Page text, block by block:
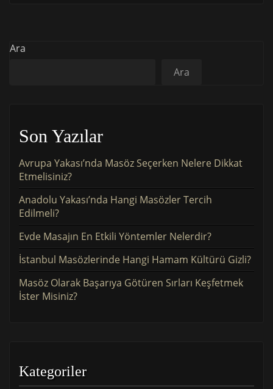
Ara
Ara
Son Yazılar
Avrupa Yakası’nda Masöz Seçerken Nelere Dikkat
Etmelisiniz?
Anadolu Yakası’nda Hangi Masözler Tercih
Edilmeli?
Evde Masajın En Etkili Yöntemler Nelerdir?
İstanbul Masözlerinde Hangi Hamam Kültürü Gizli?
Masöz Olarak Başarıya Götüren Sırları Keşfetmek
İster Misiniz?
Kategoriler